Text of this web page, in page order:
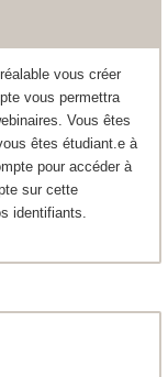
vous créer
vous permettra
Vous êtes
êtes étudiant.e à
pour accéder à
sur cette
identifiants.